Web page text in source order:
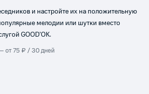
и настройте их на положительную
мелодии или шутки вместо
GOOD’OK.
от 75 ₽ / 30 дней